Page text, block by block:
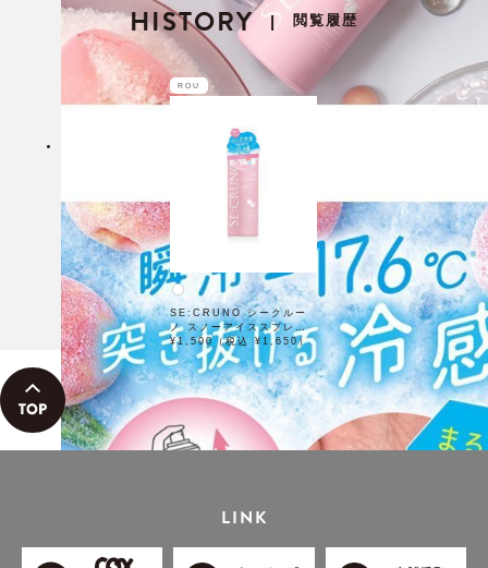
【イミュimju】
【イミュimju】
ュimju】
HISTORY | 閲覧履歴
ROU
SE:CRUNO シークルー
ノ スノーアイススプレー
モモリエル88 80g
¥1,500（税込 ¥1,650）
LINK